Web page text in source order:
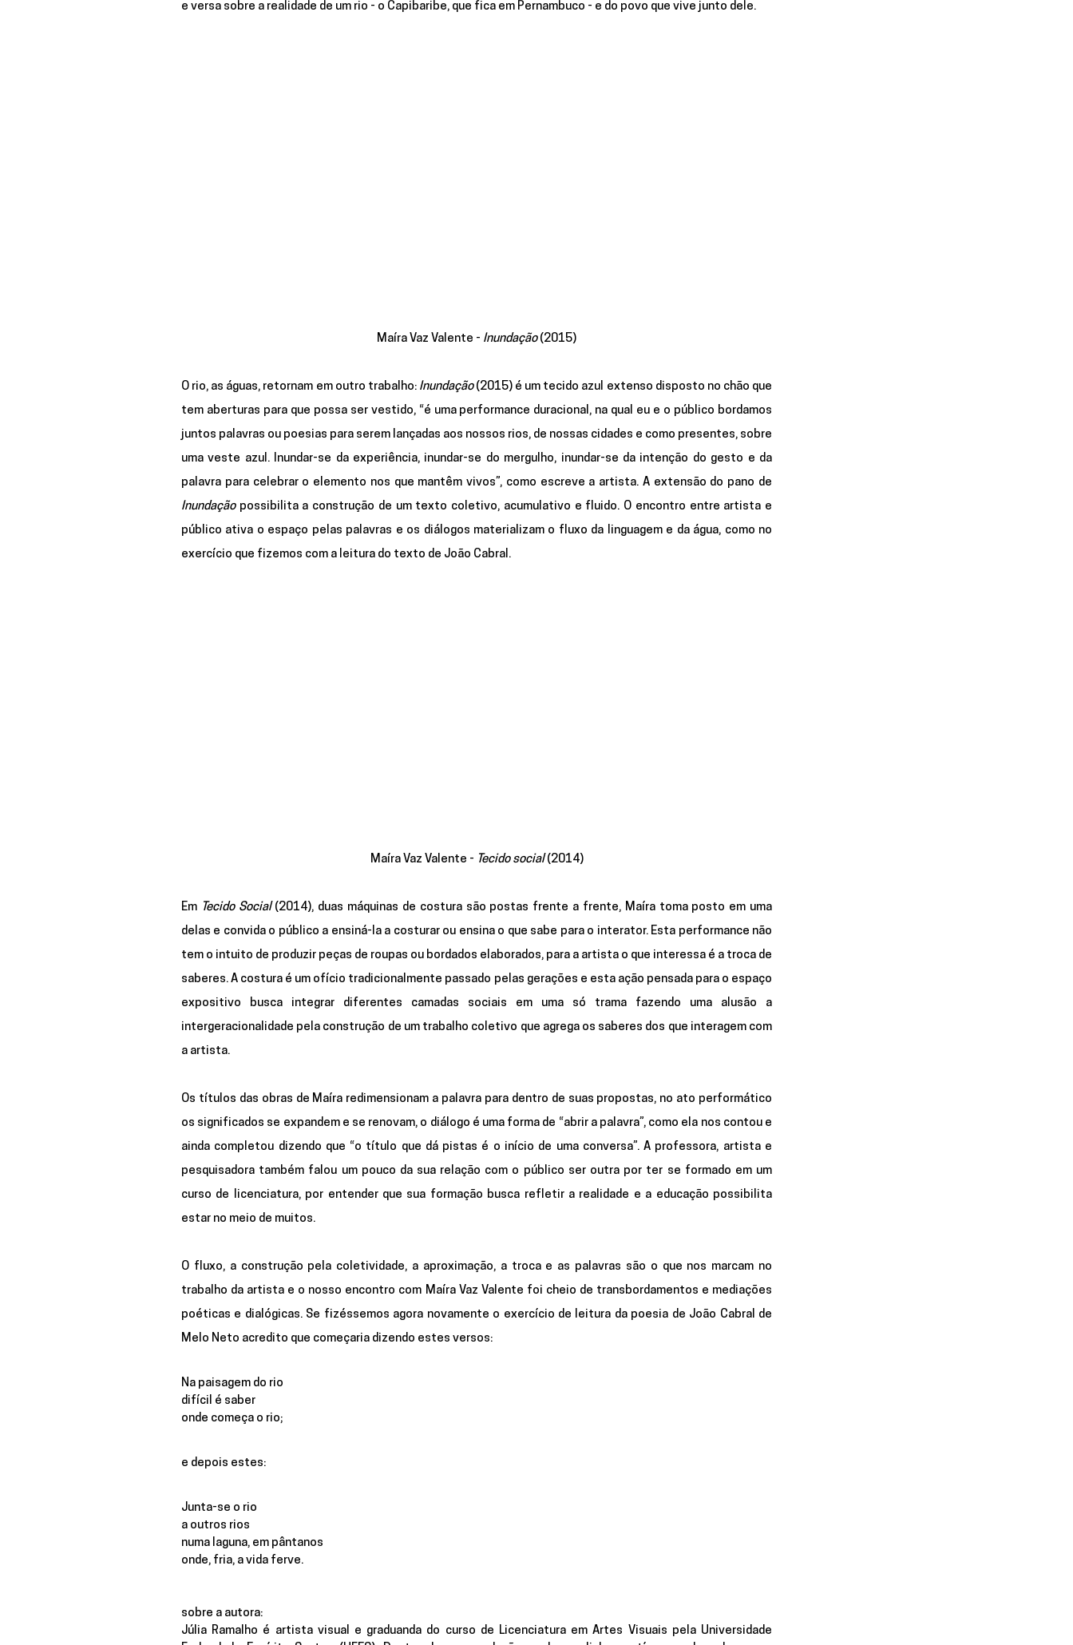
e versa sobre a realidade de um rio - o Capibaribe, que fica em Pernambuco - e do povo que vive junto dele.
Maíra Vaz Valente - Inundação (2015)
O rio, as águas, retornam em outro trabalho: Inundação (2015) é um tecido azul extenso disposto no chão que
tem aberturas para que possa ser vestido, “é uma performance duracional, na qual eu e o público bordamos
juntos palavras ou poesias para serem lançadas aos nossos rios, de nossas cidades e como presentes, sobre
uma veste azul. Inundar-se da experiência, inundar-se do mergulho, inundar-se da intenção do gesto e da
Inundação possibilita a construção de um texto coletivo, acumulativo e fluido. O encontro entre artista e
público ativa o espaço pelas palavras e os diálogos materializam o fluxo da linguagem e da água, como no
exercício que fizemos com a leitura do texto de João Cabral.
Maíra Vaz Valente - Tecido social (2014)
Em Tecido Social (2014), duas máquinas de costura são postas frente a frente, Maíra toma posto em uma
delas e convida o público a ensiná-la a costurar ou ensina o que sabe para o interator. Esta performance não
tem o intuito de produzir peças de roupas ou bordados elaborados, para a artista o que interessa é a troca de
saberes. A costura é um ofício tradicionalmente passado pelas gerações e esta ação pensada para o espaço
expositivo busca integrar diferentes camadas sociais em uma só trama fazendo uma alusão a
intergeracionalidade pela construção de um trabalho coletivo que agrega os saberes dos que interagem com
a artista.
Os títulos das obras de Maíra redimensionam a palavra para dentro de suas propostas, no ato performático
os significados se expandem e se renovam, o diálogo é uma forma de “abrir a palavra”, como ela nos contou e
ainda completou dizendo que “o título que dá pistas é o início de uma conversa”. A professora, artista e
pesquisadora também falou um pouco da sua relação com o público ser outra por ter se formado em um
curso de licenciatura, por entender que sua formação busca refletir a realidade e a educação possibilita
estar no meio de muitos.
O fluxo, a construção pela coletividade, a aproximação, a troca e as palavras são o que nos marcam no
trabalho da artista e o nosso encontro com Maíra Vaz Valente foi cheio de transbordamentos e mediações
poéticas e dialógicas. Se fizéssemos agora novamente o exercício de leitura da poesia de João Cabral de
Melo Neto acredito que começaria dizendo estes versos:
Na paisagem do rio
difícil é saber
onde começa o rio;
e depois estes:
Junta-se o rio
a outros rios
numa laguna, em pântanos
onde, fria, a vida ferve.
sobre a autora:
Júlia Ramalho é artista visual e graduanda do curso de Licenciatura em Artes Visuais pela Universidade